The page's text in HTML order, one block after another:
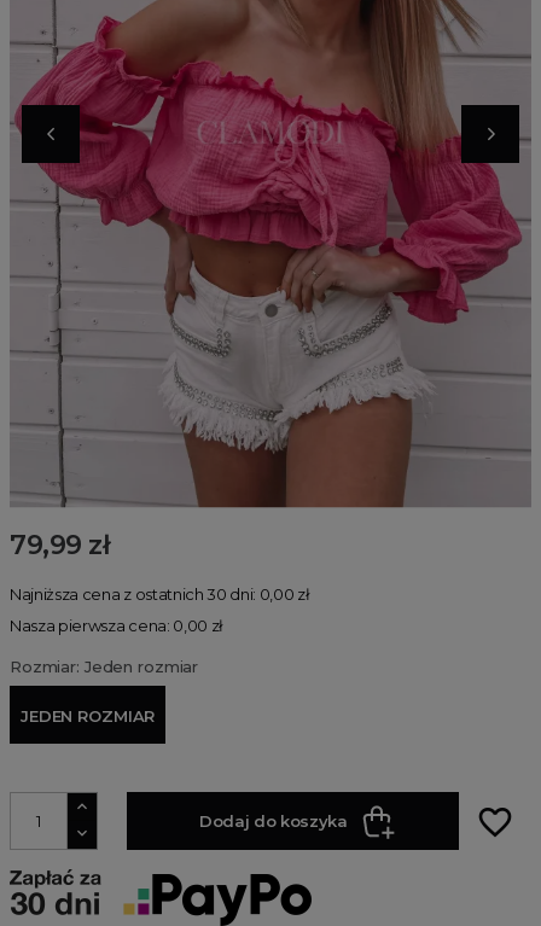
79,99 zł
Najniższa cena z ostatnich 30 dni: 0,00 zł
Nasza pierwsza cena: 0,00 zł
Rozmiar: Jeden rozmiar
JEDEN ROZMIAR
Dodaj do koszyka favorite_border